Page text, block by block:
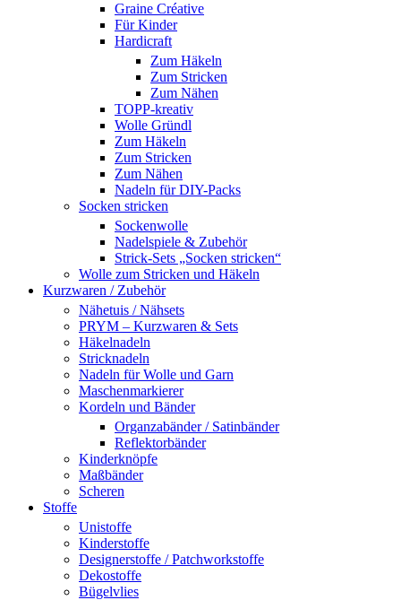
Graine Créative
Für Kinder
Hardicraft
Zum Häkeln
Zum Stricken
Zum Nähen
TOPP-kreativ
Wolle Gründl
Zum Häkeln
Zum Stricken
Zum Nähen
Nadeln für DIY-Packs
Socken stricken
Sockenwolle
Nadelspiele & Zubehör
Strick-Sets „Socken stricken“
Wolle zum Stricken und Häkeln
Kurzwaren / Zubehör
Nähetuis / Nähsets
PRYM – Kurzwaren & Sets
Häkelnadeln
Stricknadeln
Nadeln für Wolle und Garn
Maschenmarkierer
Kordeln und Bänder
Organzabänder / Satinbänder
Reflektorbänder
Kinderknöpfe
Maßbänder
Scheren
Stoffe
Unistoffe
Kinderstoffe
Designerstoffe / Patchworkstoffe
Dekostoffe
Bügelvlies